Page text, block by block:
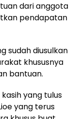
dari anggota
pendapatan
sudah diusulkan
khususnya
bantuan.
yang tulus
yang terus